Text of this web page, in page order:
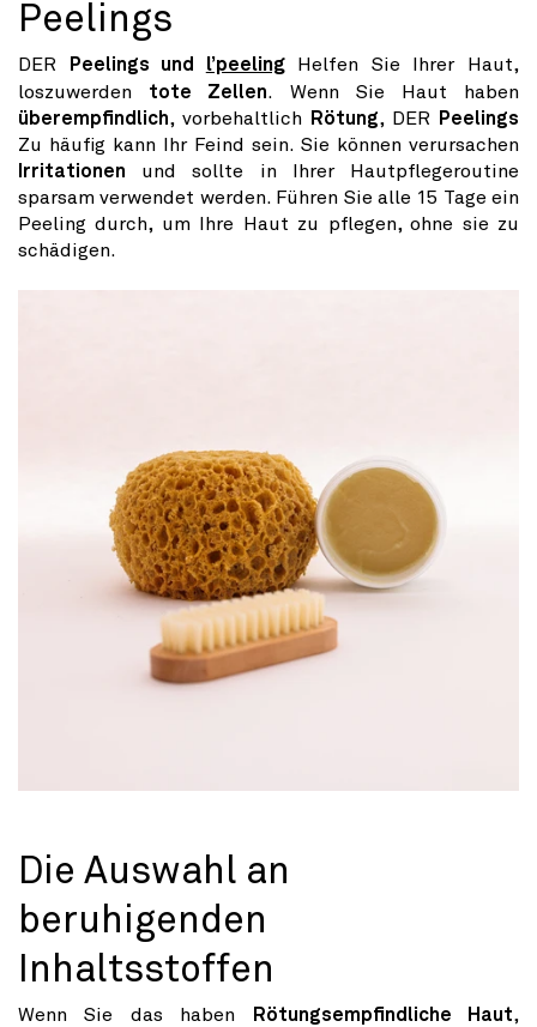
Peelings
DER Peelings und l’peelingHelfen Sie Ihrer Haut,
loszuwerden tote Zellen. Wenn Sie Haut haben
überempfindlich, vorbehaltlich Rötung, DER
Peelings
Zu häufig kann Ihr Feind sein. Sie können verursachen
Irritationen und sollte in Ihrer Hautpflegeroutine
sparsam verwendet werden. Führen Sie alle 15 Tage ein
Peeling durch, um Ihre Haut zu pflegen, ohne sie zu
schädigen.
Die Auswahl an
beruhigenden
Inhaltsstoffen
Wenn Sie das haben Rötungsempfindliche Haut,